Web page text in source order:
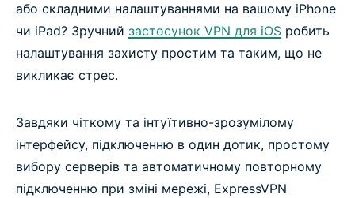
або складними налаштуваннями на вашому iPhone
чи iPad? Зручний застосунок VPN для iOS робить
налаштування захисту простим та таким, що не
викликає стрес.
Завдяки чіткому та інтуїтивно-зрозумілому
інтерфейсу, підключенню в один дотик, простому
вибору серверів та автоматичному повторному
підключенню при зміні мережі, ExpressVPN